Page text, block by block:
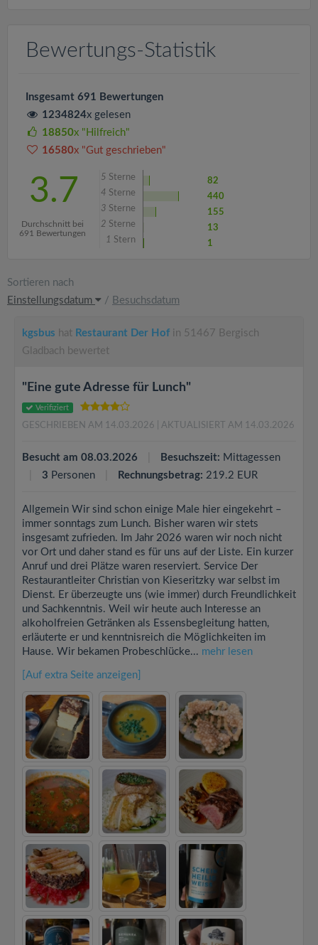
Bewertungs-Statistik
Insgesamt 691 Bewertungen
1234824x gelesen
18850x "Hilfreich"
16580x "Gut geschrieben"
3.7
Durchschnitt bei
691 Bewertungen
5 Sterne
82
4 Sterne
440
3 Sterne
155
2 Sterne
13
1 Stern 1
Sortieren nach
Einstellungsdatum
/ Besuchsdatum
kgsbus hat Restaurant Der Hof in 51467 Bergisch
Gladbach bewertet
"Eine gute Adresse für Lunch"
Verifiziert
GESCHRIEBEN AM 14.03.2026 | AKTUALISIERT AM 14.03.2026
Besucht am 08.03.2026 Besuchszeit: Mittagessen
3 Personen Rechnungsbetrag: 219.2 EUR
Allgemein Wir sind schon einige Male hier eingekehrt –
immer sonntags zum Lunch. Bisher waren wir stets
insgesamt zufrieden. Im Jahr 2026 waren wir noch nicht
vor Ort und daher stand es für uns auf der Liste. Ein kurzer
Anruf und drei Plätze waren reserviert. Service Der
Restaurantleiter Christian von Kieseritzky war selbst im
Dienst. Er überzeugte uns (wie immer) durch Freundlichkeit
und Sachkenntnis. Weil wir heute auch Interesse an
alkoholfreien Getränken als Essensbegleitung hatten,
erläuterte er und kenntnisreich die Möglichkeiten im
Hause. Wir bekamen Probeschlücke... mehr lesen
[Auf extra Seite anzeigen]
o
n